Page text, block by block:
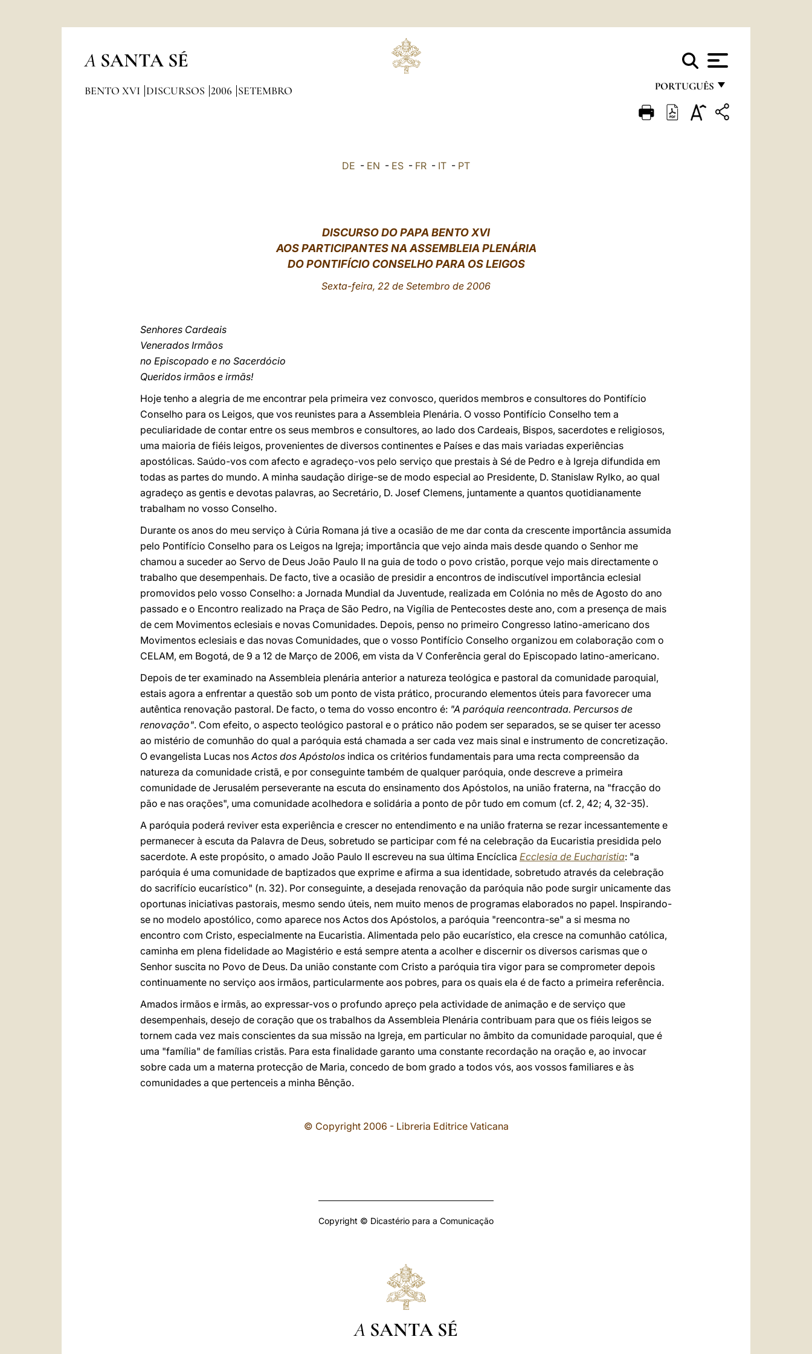
A SANTA SÉ
PORTUGUÊS
FRANÇAIS
BENTO XVI DISCURSOS 2006 SETEMBRO
DE - EN - ES - FR - IT - PT
DISCURSO DO PAPA BENTO XVI
AOS PARTICIPANTES NA ASSEMBLEIA PLENÁRIA
DO PONTIFÍCIO CONSELHO PARA OS LEIGOS
Sexta-feira, 22 de Setembro de 2006
Senhores Cardeais
Venerados Irmãos
no Episcopado e no Sacerdócio
Queridos irmãos e irmãs!
Hoje tenho a alegria de me encontrar pela primeira vez convosco, queridos membros e consultores do Pontifício
Conselho para os Leigos, que vos reunistes para a Assembleia Plenária. O vosso Pontifício Conselho tem a
peculiaridade de contar entre os seus membros e consultores, ao lado dos Cardeais, Bispos, sacerdotes e religiosos,
uma maioria de fiéis leigos, provenientes de diversos continentes e Países e das mais variadas experiências
apostólicas. Saúdo-vos com afecto e agradeço-vos pelo serviço que prestais à Sé de Pedro e à Igreja difundida em
todas as partes do mundo. A minha saudação dirige-se de modo especial ao Presidente, D. Stanislaw Rylko, ao qual
agradeço as gentis e devotas palavras, ao Secretário, D. Josef Clemens, juntamente a quantos quotidianamente
trabalham no vosso Conselho.
Durante os anos do meu serviço à Cúria Romana já tive a ocasião de me dar conta da crescente importância assumida
pelo Pontifício Conselho para os Leigos na Igreja; importância que vejo ainda mais desde quando o Senhor me
chamou a suceder ao Servo de Deus João Paulo II na guia de todo o povo cristão, porque vejo mais directamente o
trabalho que desempenhais. De facto, tive a ocasião de presidir a encontros de indiscutível importância eclesial
promovidos pelo vosso Conselho: a Jornada Mundial da Juventude, realizada em Colónia no mês de Agosto do ano
passado e o Encontro realizado na Praça de São Pedro, na Vigília de Pentecostes deste ano, com a presença de mais
de cem Movimentos eclesiais e novas Comunidades. Depois, penso no primeiro Congresso latino-americano dos
Movimentos eclesiais e das novas Comunidades, que o vosso Pontifício Conselho organizou em colaboração com o
CELAM, em Bogotá, de 9 a 12 de Março de 2006, em vista da V Conferência geral do Episcopado latino-americano.
Depois de ter examinado na Assembleia plenária anterior a natureza teológica e pastoral da comunidade paroquial,
estais agora a enfrentar a questão sob um ponto de vista prático, procurando elementos úteis para favorecer uma
autêntica renovação pastoral. De facto, o tema do vosso encontro é: "A paróquia reencontrada. Percursos de
renovação". Com efeito, o aspecto teológico pastoral e o prático não podem ser separados, se se quiser ter acesso
ao mistério de comunhão do qual a paróquia está chamada a ser cada vez mais sinal e instrumento de concretização.
O evangelista Lucas nosActos dos Apóstolos indica os critérios fundamentais para uma recta compreensão da
natureza da comunidade cristã, e por conseguinte também de qualquer paróquia, onde descreve a primeira
comunidade de Jerusalém perseverante na escuta do ensinamento dos Apóstolos, na união fraterna, na "fracção do
pão e nas orações", uma comunidade acolhedora e solidária a ponto de pôr tudo em comum (cf. 2, 42; 4, 32-35).
A paróquia poderá reviver esta experiência e crescer no entendimento e na união fraterna se rezar incessantemente e
permanecer à escuta da Palavra de Deus, sobretudo se participar com fé na celebração da Eucaristia presidida pelo
sacerdote. A este propósito, o amado João Paulo II escreveu na sua última Encíclica Ecclesia de Eucharistia: "a
paróquia é uma comunidade de baptizados que exprime e afirma a sua identidade, sobretudo através da celebração
do sacrifício eucarístico" (n. 32). Por conseguinte, a desejada renovação da paróquia não pode surgir unicamente das
oportunas iniciativas pastorais, mesmo sendo úteis, nem muito menos de programas elaborados no papel. Inspirando-
se no modelo apostólico, como aparece nos Actos dos Apóstolos, a paróquia "reencontra-se" a si mesma no
encontro com Cristo, especialmente na Eucaristia. Alimentada pelo pão eucarístico, ela cresce na comunhão católica,
caminha em plena fidelidade ao Magistério e está sempre atenta a acolher e discernir os diversos carismas que o
Senhor suscita no Povo de Deus. Da união constante com Cristo a paróquia tira vigor para se comprometer depois
continuamente no serviço aos irmãos, particularmente aos pobres, para os quais ela é de facto a primeira referência.
Amados irmãos e irmãs, ao expressar-vos o profundo apreço pela actividade de animação e de serviço que
desempenhais, desejo de coração que os trabalhos da Assembleia Plenária contribuam para que os fiéis leigos se
tornem cada vez mais conscientes da sua missão na Igreja, em particular no âmbito da comunidade paroquial, que é
uma "família" de famílias cristãs. Para esta finalidade garanto uma constante recordação na oração e, ao invocar
sobre cada um a materna protecção de Maria, concedo de bom grado a todos vós, aos vossos familiares e às
comunidades a que pertenceis a minha Bênção.
© Copyright 2006 - Libreria Editrice Vaticana
Copyright © Dicastério para a Comunicação
A SANTA SÉ